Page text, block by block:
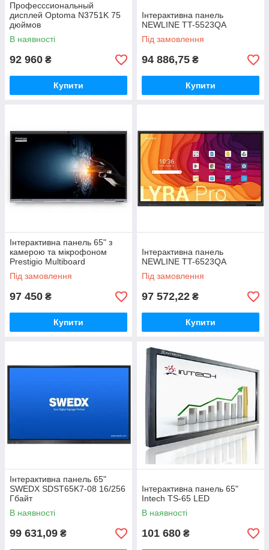
Професссиональный
дисплей Optoma N3751K 75
дюймов
В наявності
92 960 ₴
Купити
Інтерактивна панель
NEWLINE TT-5523QA
Під замовлення
94 886,75 ₴
Купити
Інтерактивна панель 65" з
камерою та мікрофоном
Prestigio Multiboard
PSMB068P650 серія LIGHT+
Під замовлення
97 450 ₴
Купити
Інтерактивна панель
NEWLINE TT-6523QA
Під замовлення
97 572,22 ₴
Купити
Інтерактивна панель 65"
SWEDX SDST65K7-08 16/256
Гбайт
В наявності
99 631,09 ₴
Інтерактивна панель 65"
Intech TS-65 LED
В наявності
101 680 ₴